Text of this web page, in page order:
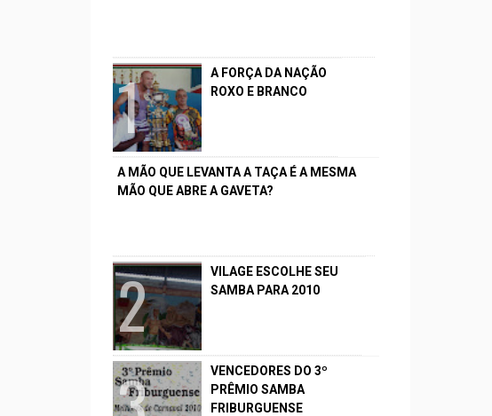
A FORÇA DA NAÇÃO
ROXO E BRANCO
A MÃO QUE LEVANTA A TAÇA É A MESMA
MÃO QUE ABRE A GAVETA?
VILAGE ESCOLHE SEU
SAMBA PARA 2010
VENCEDORES DO 3º
PRÊMIO SAMBA
FRIBURGUENSE